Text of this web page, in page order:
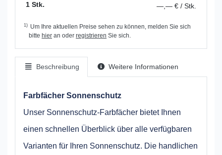
1 Stk. —,— € / Stk.
1) Um Ihre aktuellen Preise sehen zu können, melden Sie sich
bitte hier an oder registrieren Sie sich.
Beschreibung Weitere Informationen
Farbfächer Sonnenschutz
Unser Sonnenschutz-Farbfächer bietet Ihnen
einen schnellen Überblick über alle verfügbaren
Varianten für Ihren Sonnenschutz. Die handlichen